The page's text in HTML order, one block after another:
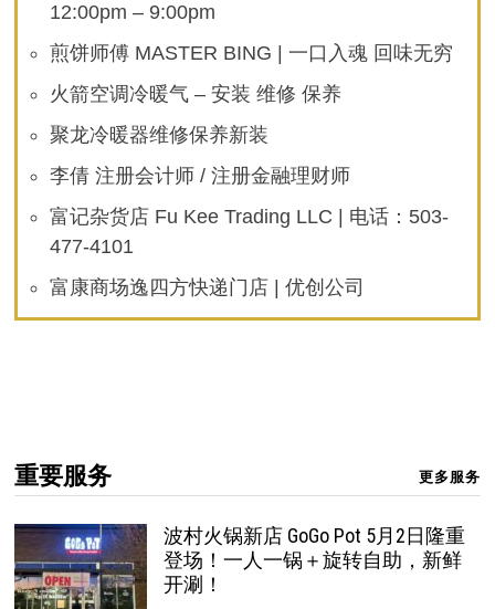
12:00pm – 9:00pm
煎饼师傅 MASTER BING | 一口入魂 回味无穷
火箭空调冷暖气 – 安装 维修 保养
聚龙冷暖器维修保养新装
李倩 注册会计师 / 注册金融理财师
富记杂货店 Fu Kee Trading LLC | 电话：503-
477-4101
富康商场逸四方快递门店 | 优创公司
重要服务 更多服务
波村火锅新店 GoGo Pot 5月2日隆重
登场！一人一锅＋旋转自助，新鲜
开涮！